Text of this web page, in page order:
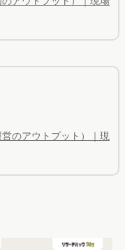
のアウトプット）｜現